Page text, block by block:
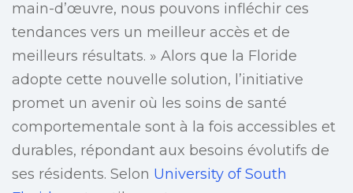
main-d’œuvre, nous pouvons infléchir ces
tendances vers un meilleur accès et de
meilleurs résultats. » Alors que la Floride
adopte cette nouvelle solution, l’initiative
promet un avenir où les soins de santé
comportementale sont à la fois accessibles et
durables, répondant aux besoins évolutifs de
ses résidents. Selon University of South